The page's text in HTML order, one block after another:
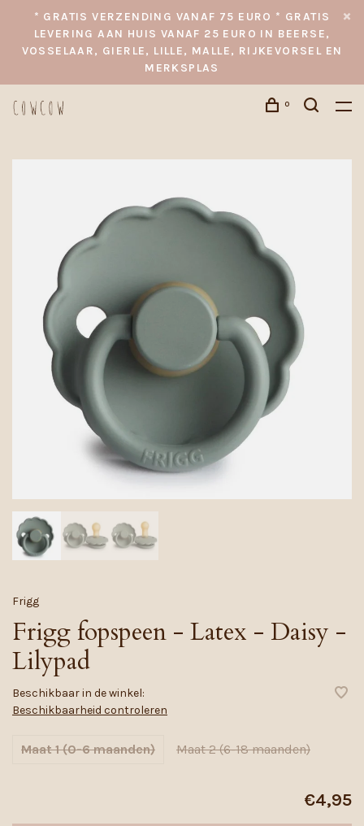
* GRATIS VERZENDING VANAF 75 EURO * GRATIS
LEVERING AAN HUIS VANAF 25 EURO IN BEERSE,
VOSSELAAR, GIERLE, LILLE, MALLE, RIJKEVORSEL EN
MERKSPLAS
0
Frigg
Frigg fopspeen - Latex - Daisy -
Lilypad
Beschikbaar in de winkel:
Beschikbaarheid controleren
Maat 1 (0-6 maanden) Maat 2 (6-18 maanden)
€4,95